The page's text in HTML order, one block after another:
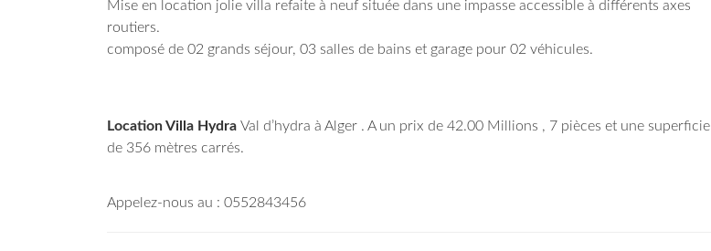
Mise en location jolie villa refaite à neuf située dans une impasse accessible à différents axes
routiers.
composé de 02 grands séjour, 03 salles de bains et garage pour 02 véhicules.
Location Villa Hydra Val d’hydra à Alger . A un prix de 42.00 Millions , 7 pièces et une superficie
de 356 mètres carrés.
Appelez-nous au : 0552843456